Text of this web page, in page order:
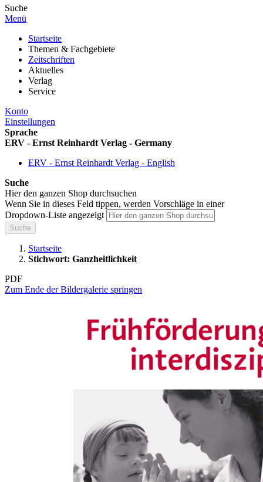
Suche
Menü
Startseite
Themen & Fachgebiete
Zeitschriften
Aktuelles
Verlag
Service
Konto
Einstellungen
Sprache
ERV - Ernst Reinhardt Verlag - Germany
ERV - Ernst Reinhardt Verlag - English
Suche
Hier den ganzen Shop durchsuchen
Wenn Sie in dieses Feld tippen, werden Vorschläge in einer
Dropdown-Liste angezeigt
Suche
Startseite
Stichwort: Ganzheitlichkeit
PDF
Zum Ende der Bildergalerie springen